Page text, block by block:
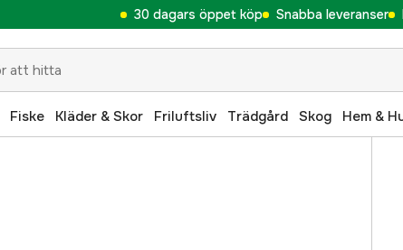
30 dagars öppet köp Snabba leveranser
Fiske Kläder & Skor Friluftsliv Trädgård Skog Hem &